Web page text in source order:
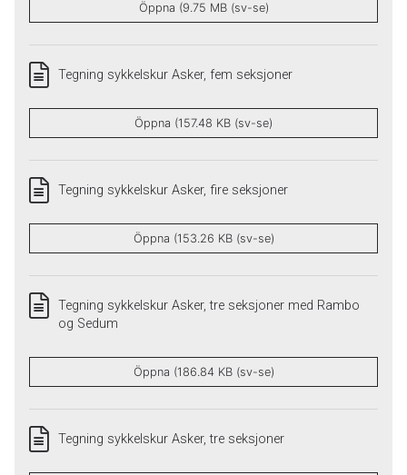
Öppna (9.75 MB (sv-se)
Tegning sykkelskur Asker, fem seksjoner
Öppna (157.48 KB (sv-se)
Tegning sykkelskur Asker, fire seksjoner
Öppna (153.26 KB (sv-se)
Tegning sykkelskur Asker, tre seksjoner med Rambo
og Sedum
Öppna (186.84 KB (sv-se)
Tegning sykkelskur Asker, tre seksjoner